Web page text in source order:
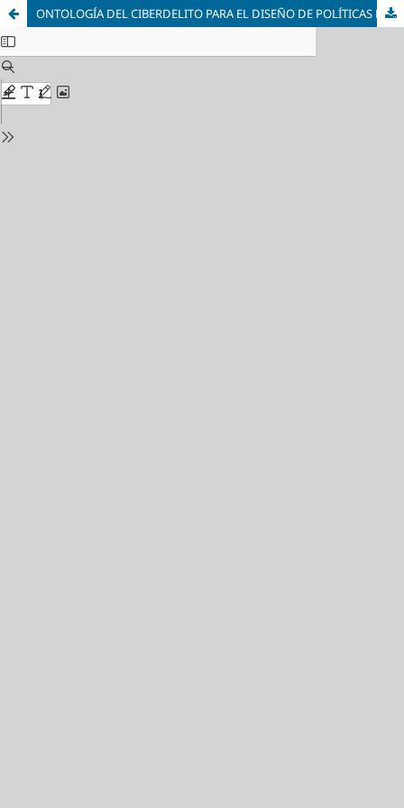
ONTOLOGÍA DEL CIBERDELITO PARA EL DISEÑO DE POLÍTICAS PÚBLICAS EDUCATIVA DE PREVENCIÓN EN BOLIVIA